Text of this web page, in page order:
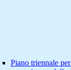
Piano triennale